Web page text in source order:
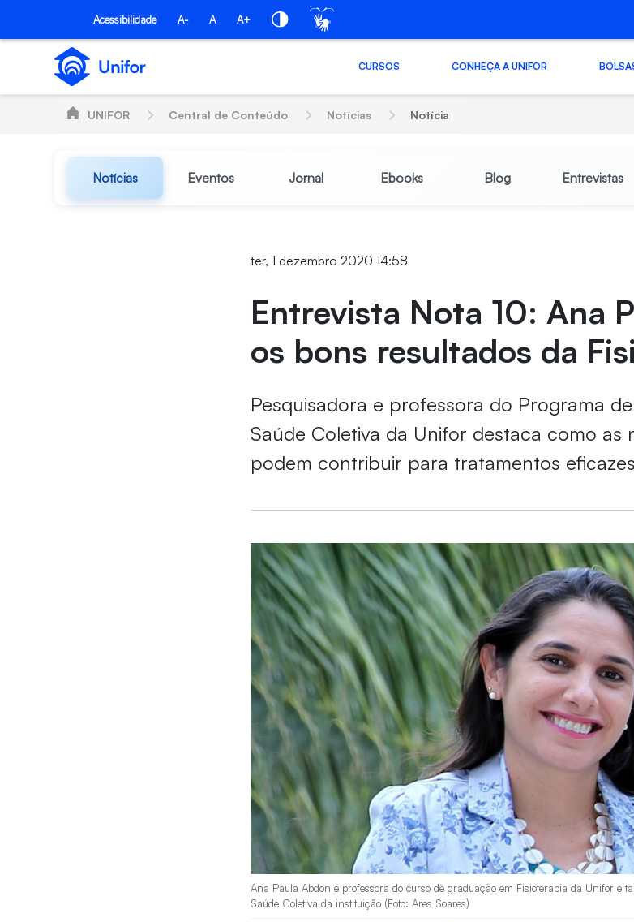
Pular para o Conteúdo principal
Acessibilidade A- A A+
CURSOS CONHEÇA A UNIFOR
UNIFOR Central de Conteúdo Notícias Notícia
Notícias Eventos Jornal Ebooks Blog Entrevistas
ter, 1 dezembro 2020 14:58
Entrevista Nota 10: Ana
os bons resultados da
Pesquisadora e professora do Programa
Saúde Coletiva da Unifor destaca como as
podem contribuir para tratamentos eficazes
Ana Paula Abdon é professora do curso de graduação em Fisioterapia da Unifor e
Saúde Coletiva da instituição (Foto: Ares Soares)